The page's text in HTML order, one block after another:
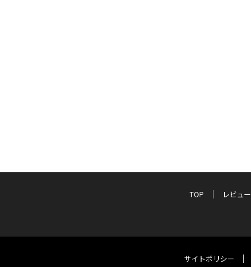
TOP レビュー
サイトポリシー